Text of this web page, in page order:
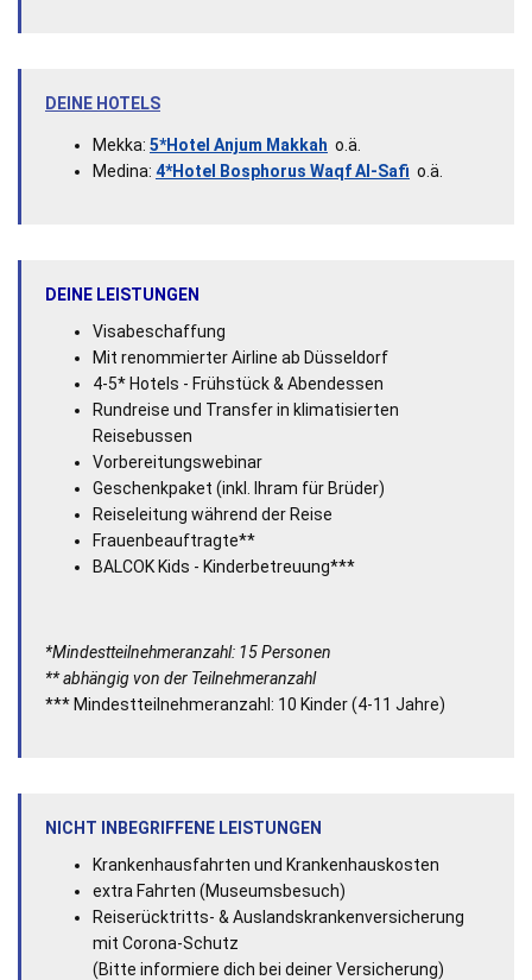
DEINE HOTELS
Mekka: 5*Hotel Anjum Makkah o.ä.
Medina: 4*Hotel Bosphorus Waqf Al-Safi o.ä.
DEINE LEISTUNGEN
Visabeschaffung
Mit renommierter Airline ab Düsseldorf
4-5* Hotels - Frühstück & Abendessen
Rundreise und Transfer in klimatisierten
Reisebussen
Vorbereitungswebinar
Geschenkpaket (inkl. Ihram für Brüder)
Reiseleitung während der Reise
Frauenbeauftragte**
BALCOK Kids - Kinderbetreuung***
*Mindestteilnehmeranzahl: 15 Personen
** abhängig von der Teilnehmeranzahl
*** Mindestteilnehmeranzahl: 10 Kinder (4-11 Jahre)
NICHT INBEGRIFFENE LEISTUNGEN
Krankenhausfahrten und Krankenhauskosten
extra Fahrten (Museumsbesuch)
Reiserücktritts- & Auslandskrankenversicherung
mit Corona-Schutz
(Bitte informiere dich bei deiner Versicherung)